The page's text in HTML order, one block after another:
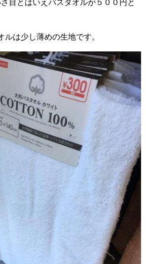
目とはいえバスタオルが５００円と
ルは少し薄めの生地です。